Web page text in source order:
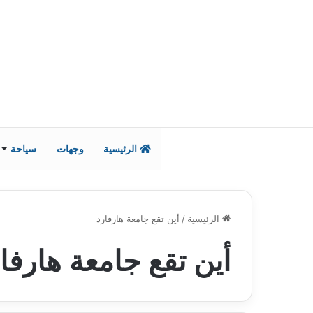
الرئيسية وجهات سياحة
الرئيسية / أين تقع جامعة هارفارد
أين تقع جامعة